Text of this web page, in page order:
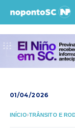
01/04/2026
INÍCIO›TRÂNSITO E